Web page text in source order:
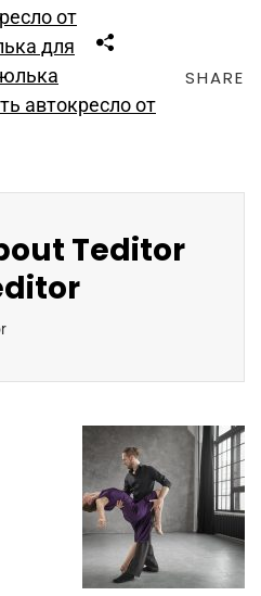
от
для
автокресло от
SHARE
Teditor